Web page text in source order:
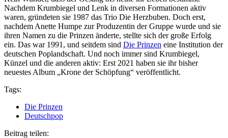
Nachdem Krumbiegel und Lenk in diversen Formationen aktiv
waren, gründeten sie 1987 das Trio Die Herzbuben. Doch erst,
nachdem Anette Humpe zur Produzentin der Gruppe wurde und sie
ihren Namen zu die Prinzen änderte, stellte sich der große Erfolg
ein. Das war 1991, und seitdem sind Die Prinzen eine Institution der
deutschen Poplandschaft. Und noch immer sind Krumbiegel,
Künzel und die anderen aktiv: Erst 2021 haben sie ihr bisher
neuestes Album „Krone der Schöpfung“ veröffentlicht.
Tags:
Die Prinzen
Deutschpop
Beitrag teilen: